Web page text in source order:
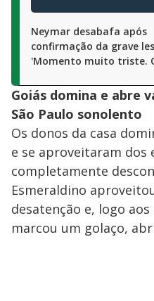
Neymar desabafa após
confirmação da grave
'Momento muito triste.
Goiás domina e abre
São Paulo sonolento
Os donos da casa
e se aproveitaram dos
completamente
Esmeraldino
desatenção e, logo
marcou um golaço,